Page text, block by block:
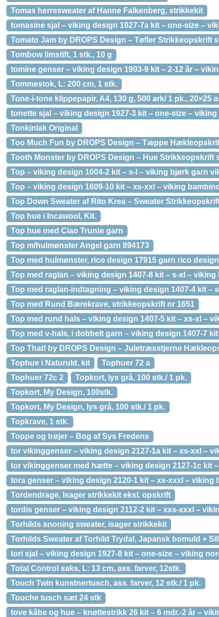
Tomas herresweater af Hanne Falkenberg, strikkekit
tomasine sjal – viking design 1927-7a kit – one-size –
Tomato Jam by DROPS Design – Tøfler Strikkeopskrift
Tombow limstift, 1 stk., 10 g
tomine genser – viking design 1903-9 kit – 2-12 år –
Tommestok, L: 200 cm, 1 stk.
Tone-i-tone klippepapir, A4, 130 g, 500 ark/ 1 pk., 20×25
tonette sjal – viking design 1927-3 kit – one-size – viking
Tonkinlak Original
Too Much Fun by DROPS Design – Tæppe
Tooth Monster by DROPS Design – Hue Strikkeopskrift
Top – viking design 1004-2 kit – s-l – viking bjørk garn
Top – viking design 1609-10 kit – xs-xxl – viking
Top Down Sweater af Rito Krea – Sweater
Top hue i Incawool, Kit.
Top hue med Ciao Trunte garn
Top m/hulmønster Angel garn 894173
Top med hulmønster, rico design 17915 garn rico
Top med raglan – viking design 1407-8 kit – s-xl –
Top med raglan-indtagning – viking design 1407-4 kit –
Top med Rund Bærekrave, strikkeopskrift nr 1651
Top med rund hals – viking design 1407-5 kit – xs-xl –
Top med v-hals, i dobbelt garn – viking design 1407-7
Top That! by DROPS Design – Juletræsstjerne
Tophue i Naturuld, kit
Tophuer 72 a
Tophuer 72c 2
Topkort, lys grå, 100 stk./ 1 pk.
Topkort, My Design, 100stk.
Topkort, My Design, lys grå, 100 stk./ 1 pk.
Topkrave, 1 stk.
Toppe og trøjer – Bog af Sys Fredens
tor vikinggenser – viking design 2127-1a kit – xs-xxl –
tor vikinggenser med hætte – viking design 2127-1c kit
tora genser – viking design 2120-1 kit – xs-xxxl – viking
Tordendrage, Isager strikkekit eksl. opskrift
tordis genser – viking design 2112-2 kit – xxs-xxxl –
Torhilds snoning sweater, isager strikkekit
Torhilds Sweater af Torhild Trydal, Japansk bomuld +
tori sjal – viking design 1927-8 kit – one-size – viking
Total Control saks, L: 13 cm, ass. farver, 12stk.
Touch Twin kunstnertusch, ass. farver, 12 stk./ 1 pk.
Touche tusch sæt 24 stk
tove kåbe og hue – knøttestrikk 26 kit – 6 mdr.-2 år –